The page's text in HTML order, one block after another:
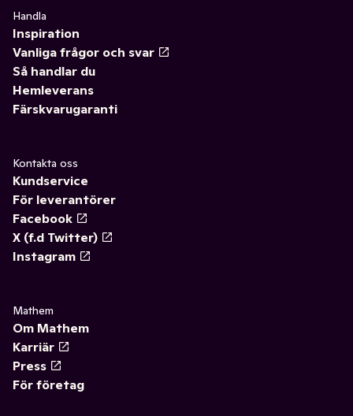
Handla
Inspiration
Vanliga frågor och svar
Så handlar du
Hemleverans
Färskvarugaranti
Kontakta oss
Kundservice
För leverantörer
Facebook
X (f.d Twitter)
Instagram
Mathem
Om Mathem
Karriär
Press
För företag